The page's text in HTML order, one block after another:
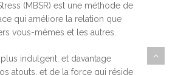
(MBSR) est une méthode de
qui améliore la relation que
vous-mêmes et les autres.
indulgent, et davantage
atouts, et de la force qui réside